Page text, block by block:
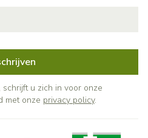
u zich in voor onze
met onze privacy policy.